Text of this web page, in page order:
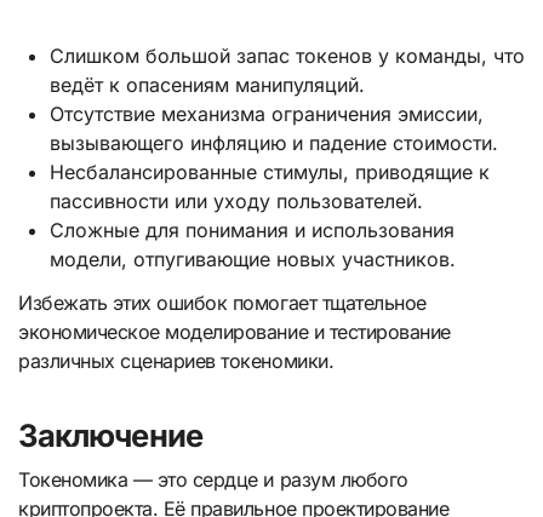
Слишком большой запас токенов у команды, что
ведёт к опасениям манипуляций.
Отсутствие механизма ограничения эмиссии,
вызывающего инфляцию и падение стоимости.
Несбалансированные стимулы, приводящие к
пассивности или уходу пользователей.
Сложные для понимания и использования
модели, отпугивающие новых участников.
Избежать этих ошибок помогает тщательное
экономическое моделирование и тестирование
различных сценариев токеномики.
Заключение
Токеномика — это сердце и разум любого
криптопроекта. Её правильное проектирование